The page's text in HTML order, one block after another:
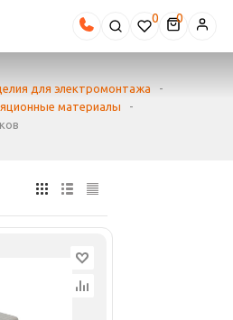
0
для электромонтажа
-
материалы
-